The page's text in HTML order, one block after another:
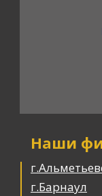
г.Барнаул
Наши
г.